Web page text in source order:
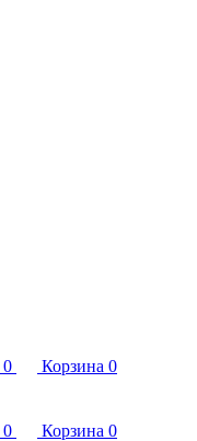
0 Корзина 0
0 Корзина 0